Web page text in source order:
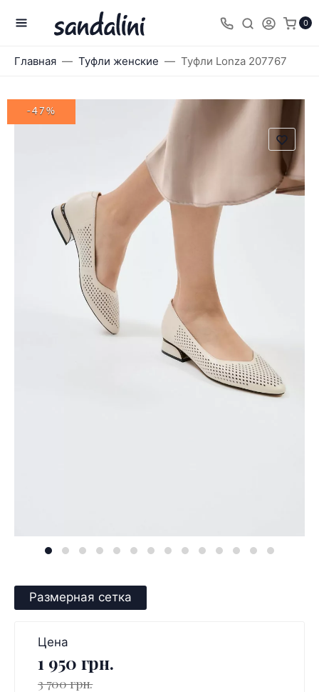
0
Главная Туфли женские Туфли Lonza 207767
-47%
Размерная сетка
Цена
1 950 грн.
3 700 грн.